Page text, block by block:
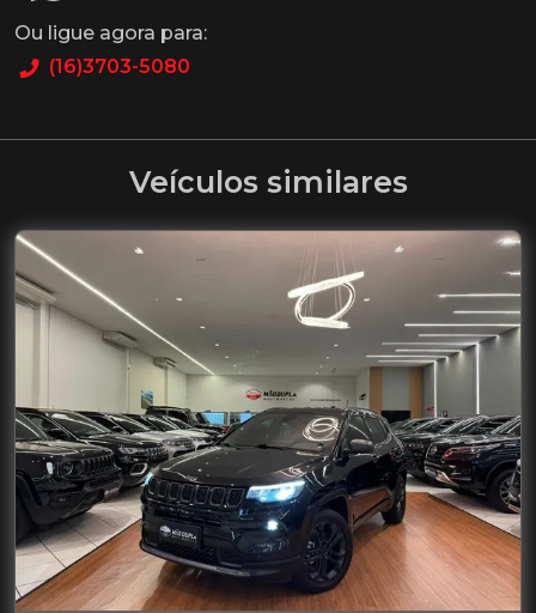
Ou ligue agora para:
(16)3703-5080
Veículos similares